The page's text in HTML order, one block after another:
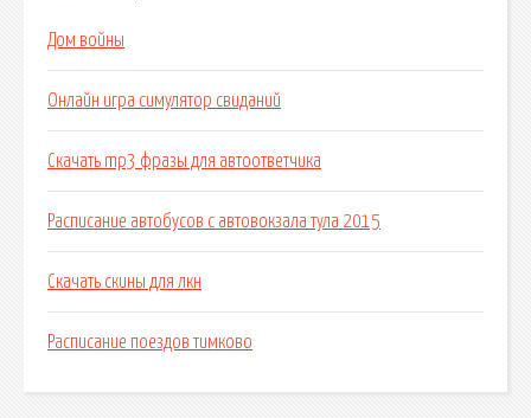
Дом войны
Онлайн игра симулятор свиданий
Скачать mp3 фразы для автоответчика
Расписание автобусов с автовокзала тула 2015
Скачать скины для лкн
Расписание поездов тимково